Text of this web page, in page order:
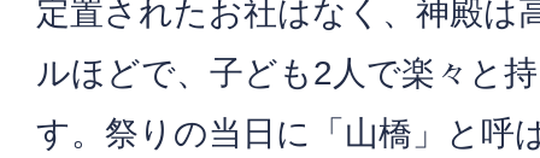
定置されたお社はなく、神殿は
ルほどで、子ども2人で楽々と
す。祭りの当日に「山橋」と呼